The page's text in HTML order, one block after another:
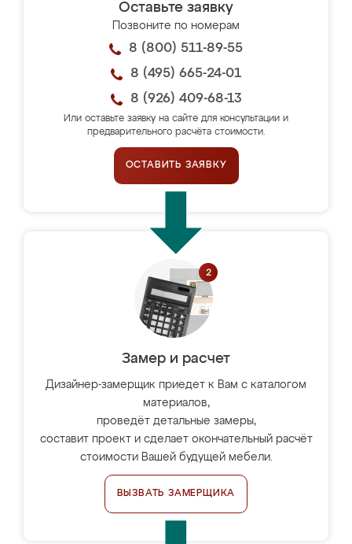
Оставьте заявку
Позвоните по номерам
8 (800) 511-89-55
8 (495) 665-24-01
8 (926) 409-68-13
Или оставьте заявку на сайте для консультации и
предварительного расчёта стоимости.
ОСТАВИТЬ ЗАЯВКУ
Замер и расчет
Дизайнер-замерщик приедет к Вам с каталогом
материалов,
проведёт детальные замеры,
составит проект и сделает окончательный расчёт
стоимости Вашей будущей мебели.
ВЫЗВАТЬ ЗАМЕРЩИКА